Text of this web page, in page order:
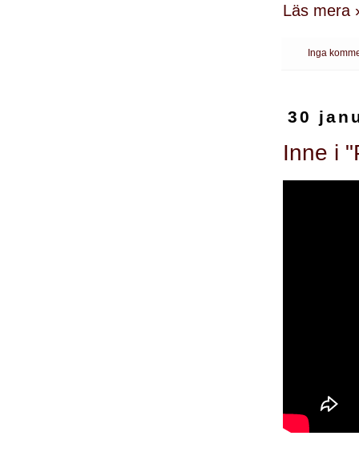
Läs mera
Inga
30
Inne i